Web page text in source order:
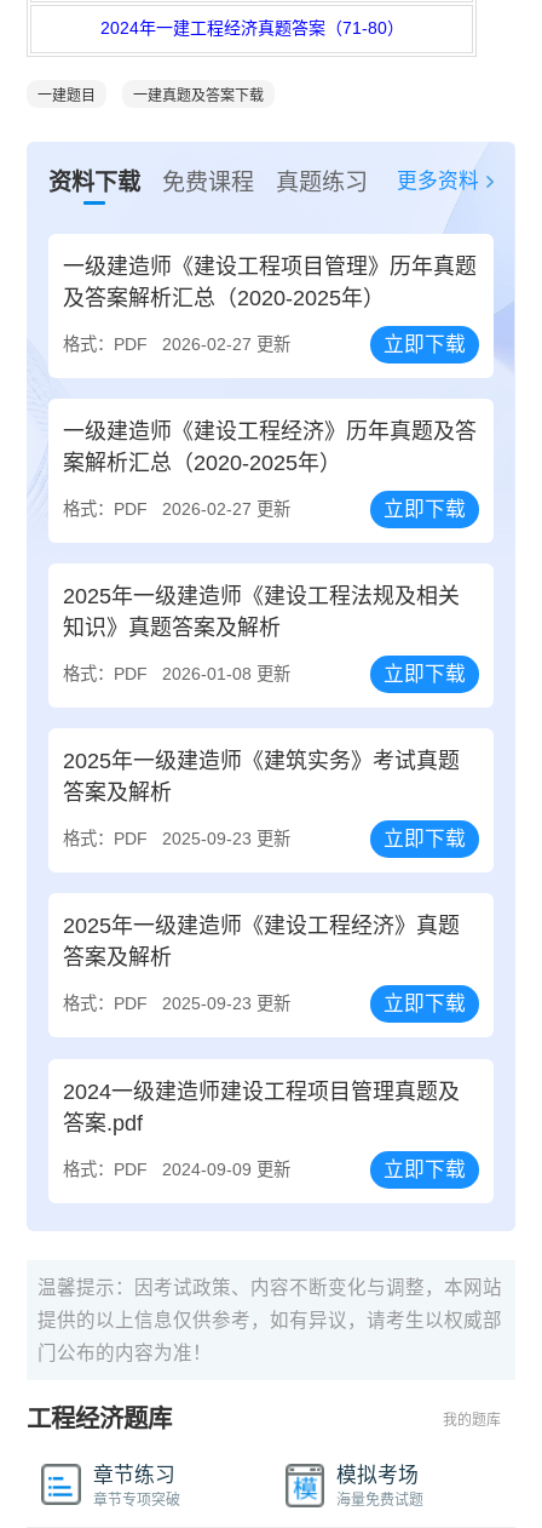
2024年一建工程经济真题答案（71-80）
一建题目 一建真题及答案下载
资料下载 免费课程 真题练习 更多资料
一级建造师《建设工程项目管理》历年真题
及答案解析汇总（2020-2025年）
格式：PDF 2026-02-27 更新 立即下载
一级建造师《建设工程经济》历年真题及答
案解析汇总（2020-2025年）
格式：PDF 2026-02-27 更新 立即下载
2025年一级建造师《建设工程法规及相关
知识》真题答案及解析
格式：PDF 2026-01-08 更新 立即下载
2025年一级建造师《建筑实务》考试真题
答案及解析
格式：PDF 2025-09-23 更新 立即下载
2025年一级建造师《建设工程经济》真题
答案及解析
格式：PDF 2025-09-23 更新 立即下载
2024一级建造师建设工程项目管理真题及
答案.pdf
格式：PDF 2024-09-09 更新 立即下载
温馨提示：因考试政策、内容不断变化与调整，本网站
提供的以上信息仅供参考，如有异议，请考生以权威部
门公布的内容为准！
工程经济题库 我的题库
章节练习
章节专项突破
模拟考场
海量免费试题